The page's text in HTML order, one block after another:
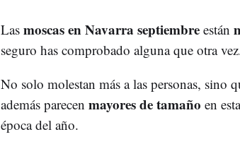
Las moscas en Navarra septiembreestán
seguro has comprobado alguna que otra
No solo molestan más a las personas, sino
además parecen mayores de tamaño en esta
época del año.